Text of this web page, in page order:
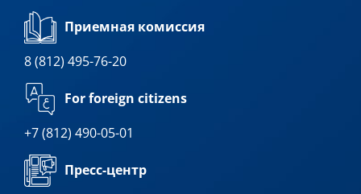
Приемная комиссия
8 (812) 495-76-20
For foreign citizens
+7 (812) 490-05-01
Пресс-центр